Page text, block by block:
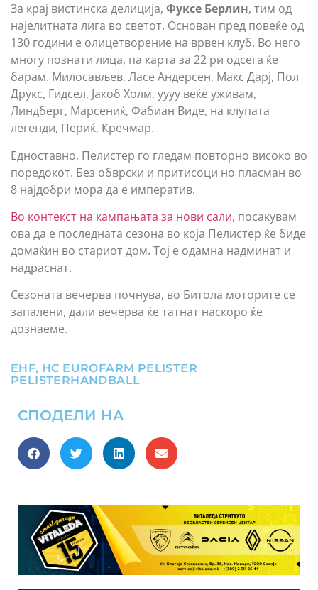
За крај вистинска делиција, Фуксе Берлин, тим од
најелитната лига во светот. Основан пред повеќе од
130 години е олицетворение на врвен клуб. Во него
многу познати лица, па карта за 22 ри одсега ќе
барам. Милосављев, Ласе Андерсен, Макс Дарј, Пол
Друкс, Гидсел, Јакоб Холм, уууу веќе уживам,
Линдберг, Марсениќ, Фабиан Виде, на клупата
легенди, Периќ, Кречмар.
Едноставно, Пелистер го гледам повторно високо во
поредокот. Без обврски и притисоци но пласман во
8 најдобри мора да е императив.
Во контекст на кампањата за нови сали, посакувам
ова да е последната сезона во која Пелистер ќе биде
домаќин во стариот дом. Тој е одамна надминат и
надраснат.
Сезоната вечерва почнува, во Битола моторите се
запалени, дали вечерва ќе татнат наскоро ќе
дознаеме.
EHF, HC EUROFARM PELISTER
PELISTERHANDBALL
СПОДЕЛИ НА